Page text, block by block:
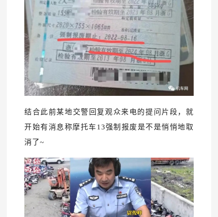
结合此前某地交警回复观众来电的提问片段， 就
开始有消息称摩托车13强制报废是不是悄悄地取
消了~